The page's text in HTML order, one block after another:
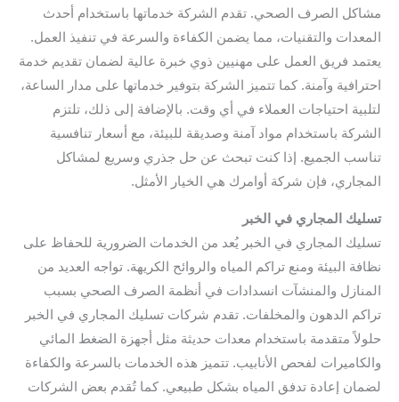
مشاكل الصرف الصحي. تقدم الشركة خدماتها باستخدام أحدث
المعدات والتقنيات، مما يضمن الكفاءة والسرعة في تنفيذ العمل.
يعتمد فريق العمل على مهنيين ذوي خبرة عالية لضمان تقديم خدمة
احترافية وآمنة. كما تتميز الشركة بتوفير خدماتها على مدار الساعة،
لتلبية احتياجات العملاء في أي وقت. بالإضافة إلى ذلك، تلتزم
الشركة باستخدام مواد آمنة وصديقة للبيئة، مع أسعار تنافسية
تناسب الجميع. إذا كنت تبحث عن حل جذري وسريع لمشاكل
المجاري، فإن شركة أوامرك هي الخيار الأمثل.
تسليك المجاري في الخبر
تسليك المجاري في الخبر يُعد من الخدمات الضرورية للحفاظ على
نظافة البيئة ومنع تراكم المياه والروائح الكريهة. تواجه العديد من
المنازل والمنشآت انسدادات في أنظمة الصرف الصحي بسبب
تراكم الدهون والمخلفات. تقدم شركات تسليك المجاري في الخبر
حلولاً متقدمة باستخدام معدات حديثة مثل أجهزة الضغط المائي
والكاميرات لفحص الأنابيب. تتميز هذه الخدمات بالسرعة والكفاءة
لضمان إعادة تدفق المياه بشكل طبيعي. كما تُقدم بعض الشركات